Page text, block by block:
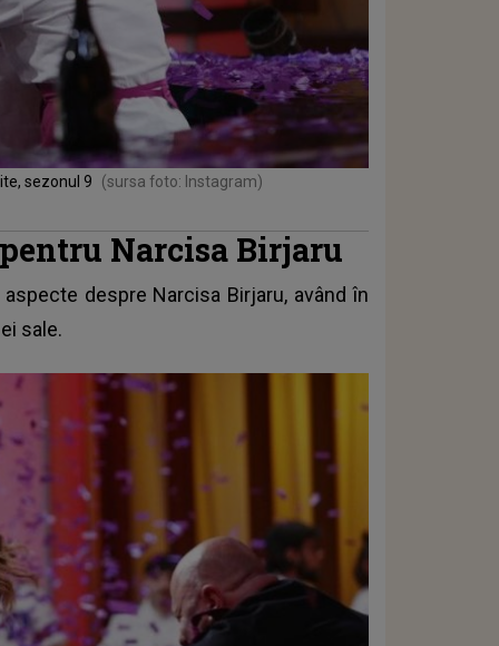
sezonul 9 (sursa foto: Instagram)
Narcisa Birjaru
despre Narcisa Birjaru, având în
sale.